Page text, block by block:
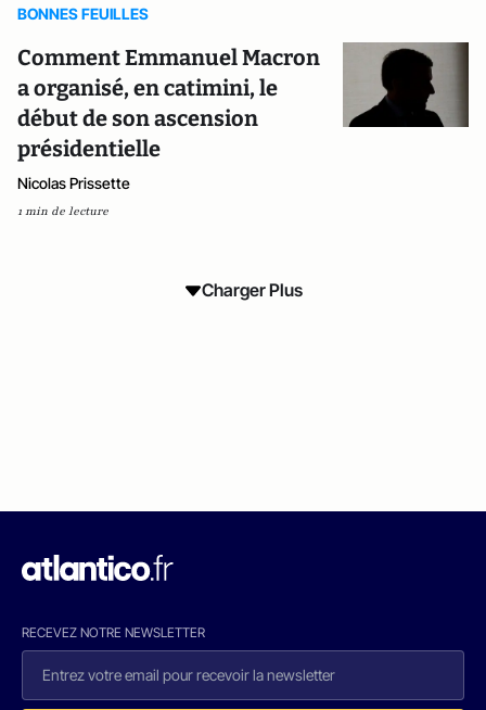
BONNES FEUILLES
Comment Emmanuel Macron
a organisé, en catimini, le
début de son ascension
présidentielle
Nicolas Prissette
1 min de lecture
Charger Plus
RECEVEZ NOTRE NEWSLETTER